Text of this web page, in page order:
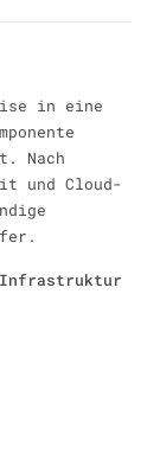
in eine
Nach
und Cloud-